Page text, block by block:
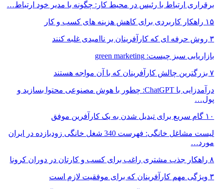
برقراری ارتباط با رئیس در محیط کار: چگونه با مدیر خود ارتباط…
۱۵ راهکار کاربردی برای کاهش هزینه های کسب و کار
۳ روش حرفه ای که کارآفرینان بر ناامیدی غلبه کنند
بازاریابی سبز چیست: green marketing
۷ بزرگترین چالش کارآفرینان که با آن مواجه هستند
درآمدزایی با ChatGPT: چطور با هوش مصنوعی محتوا بسازید و
پول…
۱۰ گام سریع برای تبدیل شدن به یک کارآفرین موفق
لیست مشاغل خانگی: فهرست 340 شغل خانگی زودبازده در ایران
مورد…
۸ راهکار جذب مشتری راغب برای کسب و کارتان در دوران کرونا
۳ ویژگی مهم کارآفرینان که برای موفقیت لازم است